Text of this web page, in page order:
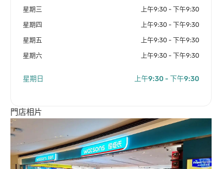
星期三 上午9:30 - 下午9:30
星期四 上午9:30 - 下午9:30
星期五 上午9:30 - 下午9:30
星期六 上午9:30 - 下午9:30
星期日 上午9:30 - 下午9:30
門店相片